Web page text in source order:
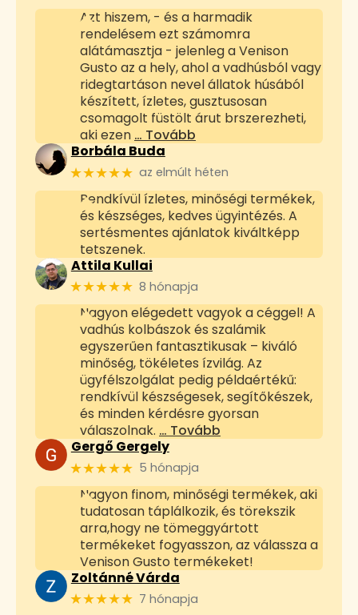
Azt hiszem, - és a harmadik
rendelésem ezt számomra
alátámasztja - jelenleg a Venison
Gusto az a hely, ahol a vadhúsból vagy
ridegtartáson nevel állatok húsából
készített, ízletes, gusztusosan
csomagolt füstölt árut brszerezheti,
aki ezen … Tovább
Borbála Buda
★★★★★ az elmúlt héten
Rendkívül ízletes, minőségi termékek,
és készséges, kedves ügyintézés. A
sertésmentes ajánlatok kiváltképp
tetszenek.
Attila Kullai
★★★★★ 8 hónapja
Nagyon elégedett vagyok a céggel! A
vadhús kolbászok és szalámik
egyszerűen fantasztikusak – kiváló
minőség, tökéletes ízvilág. Az
ügyfélszolgálat pedig példaértékű:
rendkívül készségesek, segítőkészek,
és minden kérdésre gyorsan
válaszolnak. … Tovább
Gergő Gergely
★★★★★ 5 hónapja
Nagyon finom, minőségi termékek, aki
tudatosan táplálkozik, és törekszik
arra,hogy ne tömeggyártott
termékeket fogyasszon, az válassza a
Venison Gusto termékeket!
Zoltánné Várda
★★★★★ 7 hónapja